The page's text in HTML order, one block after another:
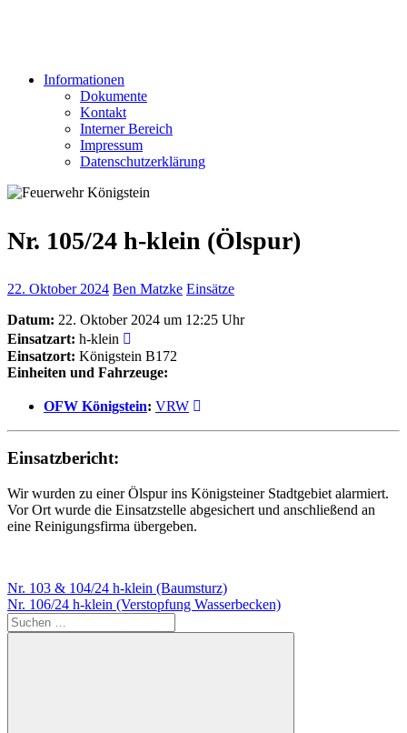
Informationen
Dokumente
Kontakt
Interner Bereich
Impressum
Datenschutzerklärung
Nr. 105/24 h-klein (Ölspur)
22. Oktober 2024 Ben Matzke Einsätze
Datum: 22. Oktober 2024 um 12:25 Uhr
Einsatzart: h-klein
Einsatzort: Königstein B172
Einheiten und Fahrzeuge:
OFW Königstein: VRW
Einsatzbericht:
Wir wurden zu einer Ölspur ins Königsteiner Stadtgebiet alarmiert.
Vor Ort wurde die Einsatzstelle abgesichert und anschließend an
eine Reinigungsfirma übergeben.
Beitragsnavigation
Vorheriger
Beitrag:
Nr. 103 & 104/24 h-klein (Baumsturz)
Nächster
Beitrag:
Nr. 106/24 h-klein (Verstopfung Wasserbecken)
Suchen
nach: